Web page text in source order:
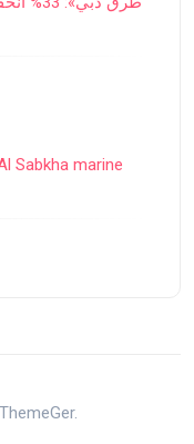
Sabkha marine